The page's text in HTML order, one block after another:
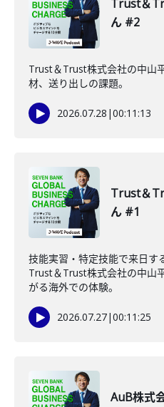
Trust＆
ん #2
Trust＆Trust株式会社の中山
材、送り出しの課題。
2026.07.28 |00:11:13
Trust＆
ん #1
技能実習・特定技能で来日す
Trust＆Trust株式会社の中山
がる海外での体験。
2026.07.27|00:11:25
AuB株式